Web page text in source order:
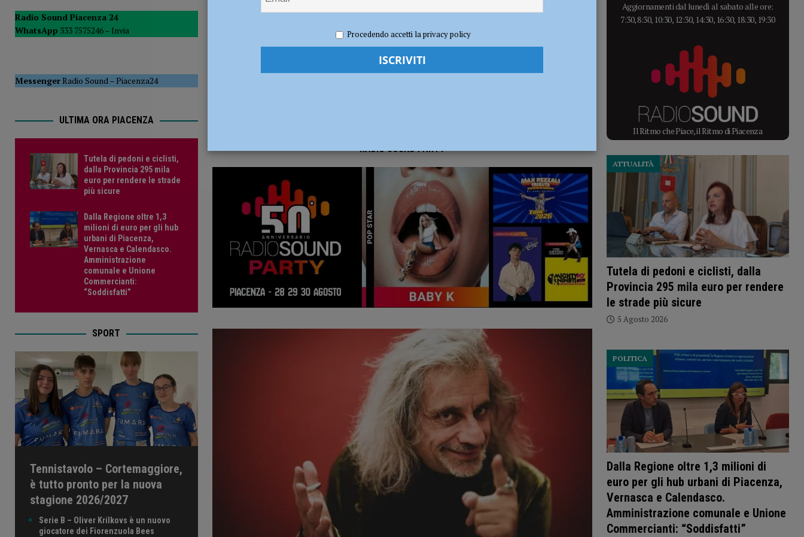
POLITICA
[ 5 Agosto 2026 ] Caldo estremo e asili nido, Tagliaferri (FdI): “Verificare subito la situazione nella provincia di Piacenza”
RADIO SOUND PARTY
Radio Sound Piacenza 24
WhatsApp 333 7575246 – Invia
MessengerRadio Sound–Piacenza24
ULTIMA ORA PIACENZA
Tutela di pedoni e ciclisti,
dalla Provincia 295 mila
euro per rendere le strade
più sicure
Dalla Regione oltre 1,3
milioni di euro per gli hub
urbani di Piacenza,
Vernasca e Calendasco.
Amministrazione
comunale e Unione
Commercianti:
“Soddisfatti”
SPORT
Tennistavolo – Cortemaggiore,
è tutto pronto per la nuova
stagione 2026/2027
Serie B – Oliver Krilkovs è un nuovo
giocatore dei Fiorenzuola Bees
Aggiornamenti dal lunedì al sabato alle ore:
7:30, 8:30, 10:30, 12:30, 14:30, 16:30, 18:30, 19:30
Il Ritmo che Piace, il Ritmo di Piacenza
Tutela di pedoni e ciclisti, dalla
Provincia 295 mila euro per rendere
le strade più sicure
ATTUALITÀ
5 Agosto 2026
Dalla Regione oltre 1,3 milioni di
euro per gli hub urbani di Piacenza,
Vernasca e Calendasco.
Amministrazione comunale e Unione
Commercianti: “Soddisfatti”
POLITICA
Procedendo accetti la privacy policy